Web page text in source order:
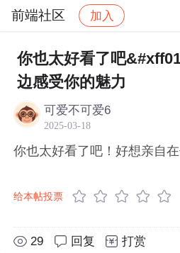
前端社区 加入
社区 前端社区 感慨
你也太好看了吧
边感受你的魅力
可爱不可爱6
2025-03-18
你也太好看了吧！好想亲自
给本帖投票
29 回复 打赏